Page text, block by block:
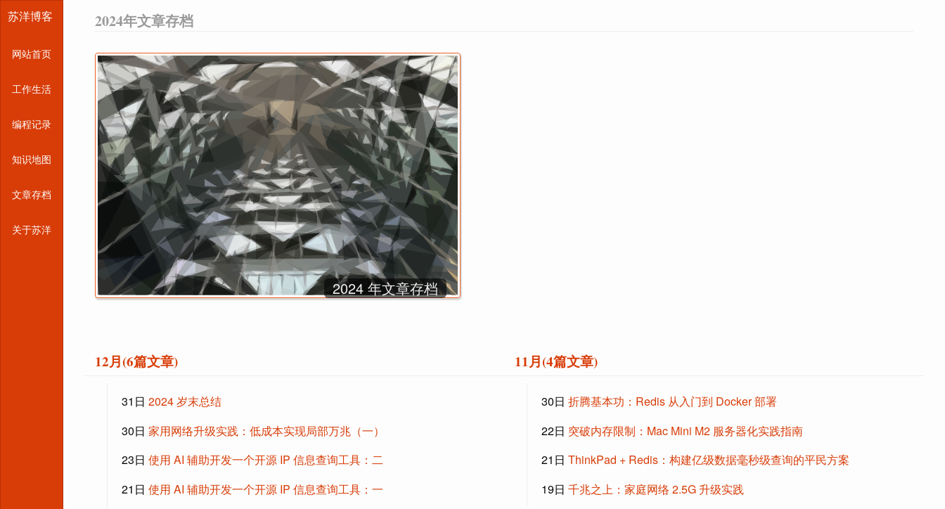
苏洋博客
网站首页
工作生活
编程记录
知识地图
文章存档
关于苏洋
2024年文章存档
2024 年文章存档
12月(6篇文章)
31日 2024 岁末总结
30日 家用网络升级实践：低成本实现局部万兆（一）
23日 使用 AI 辅助开发一个开源 IP 信息查询工具：二
21日 使用 AI 辅助开发一个开源 IP 信息查询工具：一
11月(4篇文章)
30日 折腾基本功：Redis 从入门到 Docker 部署
22日 突破内存限制：Mac Mini M2 服务器化实践指南
21日 ThinkPad + Redis：构建亿级数据毫秒级查询的平民方案
19日 千兆之上：家庭网络 2.5G 升级实践